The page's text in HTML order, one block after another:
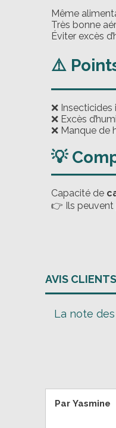
Même
Très bonne
Éviter excès
⚠️
❌
❌ Excès
❌ Manque de
💡
Capacité de
👉 Ils peuvent
AVIS CLIENTS
La note
Par Yasmine